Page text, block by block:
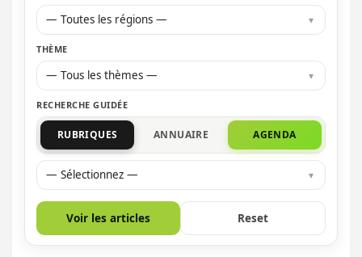
— Toutes les régions —
THÈME
— Tous les thèmes —
RECHERCHE GUIDÉE
RUBRIQUES ANNUAIRE AGENDA
— Sélectionnez —
Voir les articles Reset